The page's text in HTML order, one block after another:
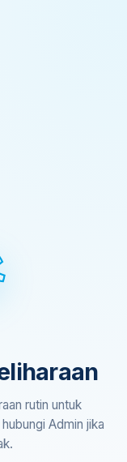
rutin untuk
Admin jika